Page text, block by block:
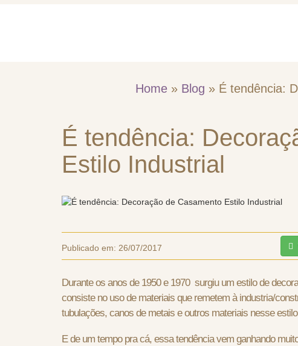
Home » Blog » É tendência:
É tendência:
Estilo Industrial
Publicado em: 26/07/2017
Durante os anos de 1950 e 1970 surgiu um estilo de
consiste no uso de materiais que remetem à industria/
tubulações, canos de metais e outros materiais nesse
E de um tempo pra cá, essa tendência vem ganhando